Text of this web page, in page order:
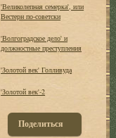
'Великолепная семерка', или
Вестерн по-советски
'Волгоградское дело' и
должностные преступления
'Золотой век' Голливуда
'Золотой век'-2
Поделиться